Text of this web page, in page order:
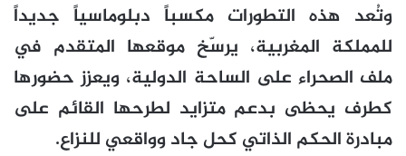
وتُعد هذه التطورات مكسباً دبلوماسياً جديداً
للمملكة المغربية، يرسّخ موقعها المتقدم في
ملف الصحراء على الساحة الدولية، ويعزز حضورها
كطرف يحظى بدعم متزايد لطرحها القائم على
مبادرة الحكم الذاتي كحل جاد وواقعي للنزاع.